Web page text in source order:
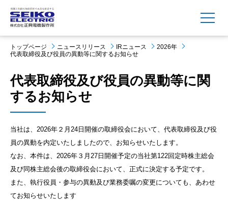
MENU
トップページ ニュースリリース IRニュース
2026年
代表取締役及び役員の異動等に関するお知らせ
代表取締役及び役員の異動等に関
するお知らせ
当社は、2026年２月24日開催の取締役会において、代表取締役及び役
員の異動を内定いたしましたので、お知らせいたします。
なお、本件は、2026年３月27日開催予定の当社第122回定時株主総会
及び同株主総会後の取締役会において、正式に決定する予定です。
また、執行役員・参与の異動及び業務委嘱の変更についても、あわせ
てお知らせいたします